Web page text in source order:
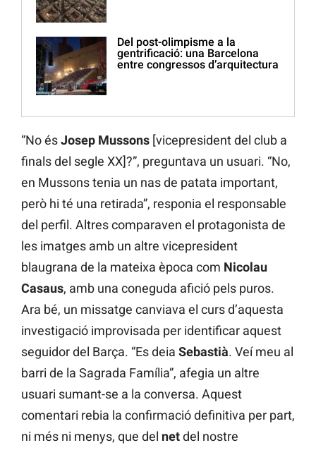
Del post-olimpisme a la
gentrificació: una Barcelona
entre congressos d’arquitectura
“No ésJosep Mussons [vicepresident del club a
finals del segle XX]?”, preguntava un usuari. “No,
en Mussons tenia un nas de patata important,
però hi té una retirada”, responia el responsable
del perfil. Altres comparaven el protagonista de
les imatges amb un altre vicepresident
blaugrana de la mateixa època com Nicolau
Casaus, amb una coneguda afició pels puros.
Ara bé, un missatge canviava el curs d’aquesta
investigació improvisada per identificar aquest
seguidor del Barça. “Es deia Sebastià. Veí meu al
barri de la Sagrada Família”, afegia un altre
usuari sumant-se a la conversa. Aquest
comentari rebia la confirmació definitiva per part,
ni més ni menys, que del netdel nostre